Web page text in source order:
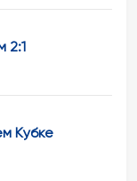
2:1
Кубке